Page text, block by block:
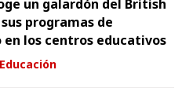
un galardón del British
programas de
los centros educativos
Educación